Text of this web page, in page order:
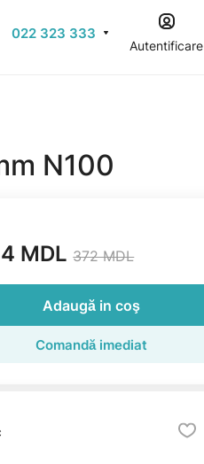
022 323 333
Autentificare
N100
MDL 372 MDL
Adaugă in coş
Comandă imediat